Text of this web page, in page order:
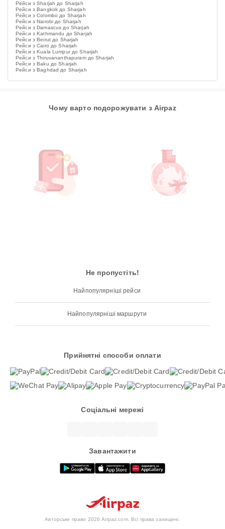
Рейси з Sharjah до Sharjah
Рейси з Bangkok до Sharjah
Рейси з Colombo до Sharjah
Рейси з Nairobi до Sharjah
Рейси з Damascus до Sharjah
Рейси з Kathmandu до Sharjah
Рейси з Beirut до Sharjah
Рейси з Cairo до Sharjah
Рейси з Kuala Lumpur до Sharjah
Рейси з Thiruvananthapuram до Sharjah
Рейси з Baku до Sharjah
Рейси з Baghdad до Sharjah
Чому варто подорожувати з Airpaz
Не пропустіть!
Найпопулярніші рейси
Найпопулярніші маршрути
Прийнятні способи оплати
Соціальні мережі
Завантажити
Авторське право 2026 Airpaz.com. Всі права захищені.